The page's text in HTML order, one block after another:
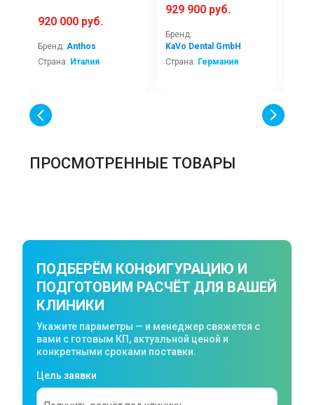
920 000 руб.
Бренд: Anthos
Страна: Италия
929 900 руб.
Бренд:
KaVo Dental GmbH
Страна: Германия
ПРОСМОТРЕННЫЕ ТОВАРЫ
ПОДБЕРЁМ КОНФИГУРАЦИЮ И
ПОДГОТОВИМ РАСЧЁТ ДЛЯ ВАШЕЙ
КЛИНИКИ
Укажите параметры — и менеджер свяжется с
вами с готовым КП, актуальной ценой и
конкретными сроками поставки.
Цель заявки